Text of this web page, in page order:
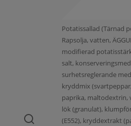
Potatissallad (Tärnad
Rapsolja, vatten,
modifierad
salt,
surhetsreglerande
kryddmix
paprika, maltodextrin,
lök (granulat),
(E552), kryddextrakt